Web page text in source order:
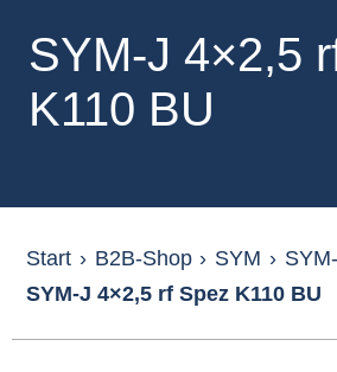
SYM-J 4×2,5
K110 BU
Start › B2B-Shop › SYM ›
SYM-J 4×2,5 rf Spez K110 BU